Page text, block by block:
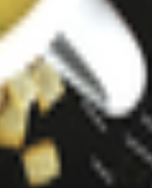
Гомельским облисполкомом
2-А